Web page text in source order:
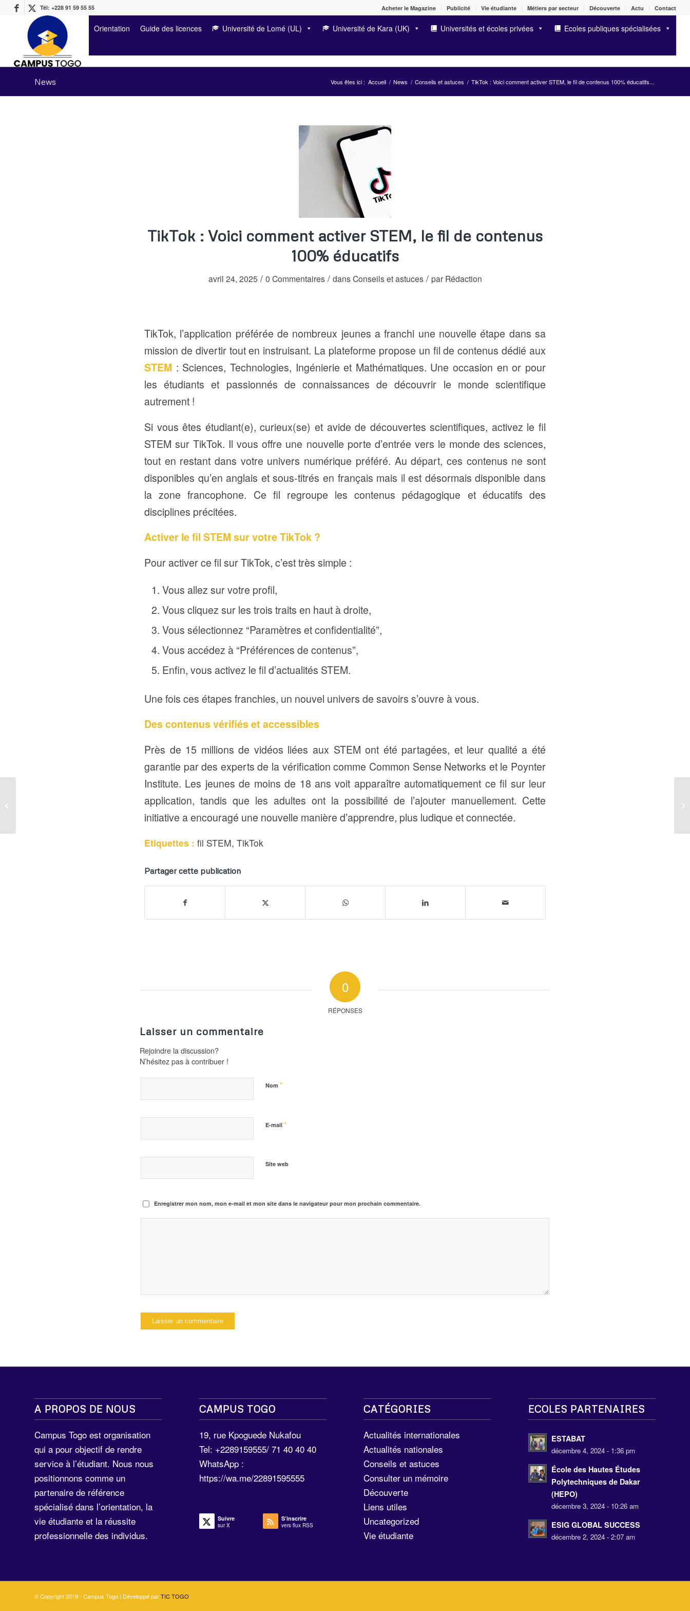
Acheter le Magazine Publicité Vie étudiante Métiers par secteur Découverte Actu Contact
Tél: +228 91 59 55 55
Orientation Guide des licences Université de Lomé (UL) Université de Kara (UK) Universités et écoles privées Ecoles publiques spécialisées
News Vous êtes ici : Accueil / News / Conseils et astuces / TikTok : Voici comment activer STEM, le fil de contenus 100% éducatifs...
TikTok : Voici comment activer STEM, le fil de contenus
100% éducatifs
avril 24, 2025 / 0 Commentaires / dansConseils et astuces / par Rédaction
TikTok, l’application préférée de nombreux jeunes a franchi une nouvelle étape dans sa
mission de divertir tout en instruisant. La plateforme propose un fil de contenus dédié aux
STEM : Sciences, Technologies, Ingénierie et Mathématiques. Une occasion en or pour
les étudiants et passionnés de connaissances de découvrir le monde scientifique
autrement !
Si vous êtes étudiant(e), curieux(se) et avide de découvertes scientifiques, activez le fil
STEM sur TikTok. Il vous offre une nouvelle porte d’entrée vers le monde des sciences,
tout en restant dans votre univers numérique préféré. Au départ, ces contenus ne sont
disponibles qu’en anglais et sous-titrés en français mais il est désormais disponible dans
la zone francophone. Ce fil regroupe les contenus pédagogique et éducatifs des
disciplines précitées.
Activer le fil STEM sur votre TikTok ?
Pour activer ce fil sur TikTok, c’est très simple :
Vous allez sur votre profil,
Vous cliquez sur les trois traits en haut à droite,
Vous sélectionnez “Paramètres et confidentialité”,
Vous accédez à “Préférences de contenus”,
Enfin, vous activez le fil d’actualités STEM.
Une fois ces étapes franchies, un nouvel univers de savoirs s’ouvre à vous.
Des contenus vérifiés et accessibles
Près de 15 millions de vidéos liées aux STEM ont été partagées, et leur qualité a été
garantie par des experts de la vérification comme Common Sense Networks et le Poynter
Institute. Les jeunes de moins de 18 ans voit apparaître automatiquement ce fil sur leur
application, tandis que les adultes ont la possibilité de l’ajouter manuellement. Cette
initiative a encouragé une nouvelle manière d’apprendre, plus ludique et connectée.
Etiquettes : fil STEM, TikTok
Partager cette publication
0
RÉPONSES
Laisser un commentaire
Rejoindre la discussion?
N’hésitez pas à contribuer !
Nom *
E-mail *
Site web
Enregistrer mon nom, mon e-mail et mon site dans le navigateur pour mon prochain commentaire.
A PROPOS DE NOUS
Campus Togo est organisation
qui a pour objectif de rendre
service à l’étudiant. Nous nous
positionnons comme un
partenaire de référence
spécialisé dans l’orientation, la
vie étudiante et la réussite
professionnelle des individus.
CAMPUS TOGO
19, rue Kpoguede Nukafou
Tel: +2289159555/ 71 40 40 40
WhatsApp :
https://wa.me/22891595555
Suivre
sur X
S’inscrire
vers flux RSS
CATÉGORIES
Actualités internationales
Actualités nationales
Conseils et astuces
Consulter un mémoire
Découverte
Liens utiles
Uncategorized
Vie étudiante
ECOLES PARTENAIRES
ESTABAT
décembre 4, 2024 - 1:36 pm
École des Hautes Études
Polytechniques de Dakar
(HEPO)
décembre 3, 2024 - 10:26 am
ESIG GLOBAL SUCCESS
décembre 2, 2024 - 2:07 am
© Copyright 2019 - Campus Togo | Développé parTIC TOGO